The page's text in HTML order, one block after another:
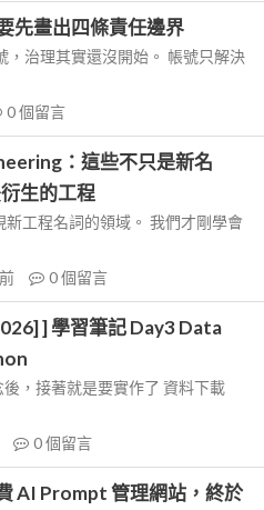
先畫出四條責任邊界
，治理其實還沒開始。 帳號只解決
0個留言
：這些不只是新名
生的工程
工程名詞的領域。 我們才剛學會
0個留言
] 學習筆記 Day3 Data
，接著就是要實作了 資料下載
0個留言
AI Prompt 管理網站，終於